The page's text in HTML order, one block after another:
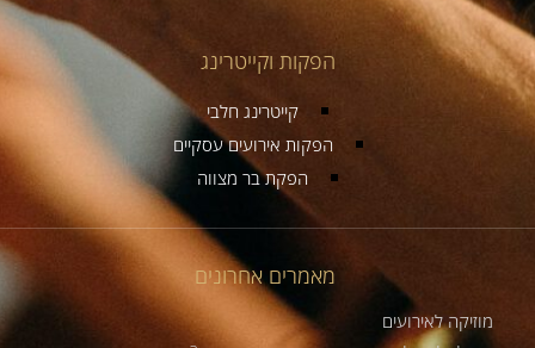
הפקות וקייטרינג
קייטרינג חלבי
הפקות אירועים עסקיים
הפקת בר מצווה
מאמרים אחרונים
מוזיקה לאירועים